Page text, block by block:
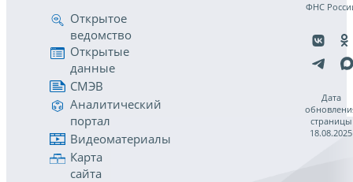
Открытое
ведомство
Открытые
данные
СМЭВ
Аналитический
портал
Видеоматериалы
Карта
сайта
ФНС
Дата
страницы
18.08.2025